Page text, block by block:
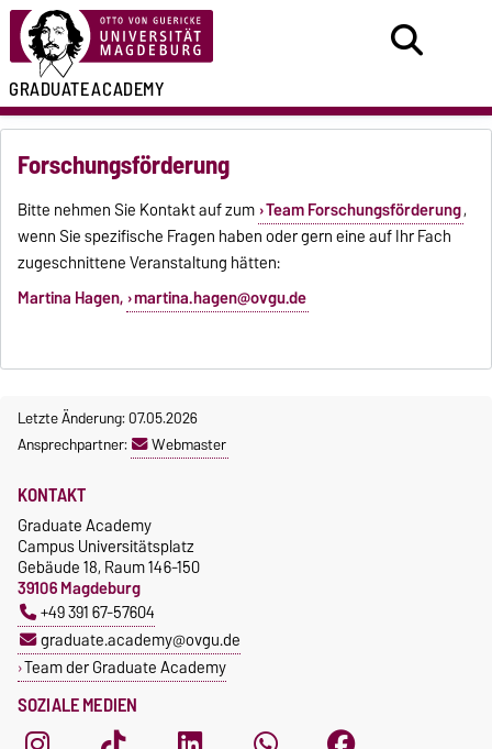
GRADUATEACADEMY
Forschungsförderung
Bitte nehmen Sie Kontakt auf zum Team Forschungsförderung,
wenn Sie spezifische Fragen haben oder gern eine auf Ihr Fach
zugeschnittene Veranstaltung hätten:
Martina Hagen, martina.hagen@ovgu.de
Letzte Änderung: 07.05.2026
Ansprechpartner:
Webmaster
SOZIALE MEDIEN
KONTAKT
Graduate Academy
Campus Universitätsplatz
Gebäude 18, Raum 146-150
39106 Magdeburg
+49 391 67-57604
graduate.academy@ovgu.de
Team der Graduate Academy